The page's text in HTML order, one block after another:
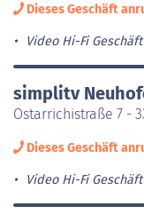
Dieses Geschäft
Video Hi-Fi Geschäft
simplitv
Ostarrichistraße 7 -
Dieses Geschäft
Video Hi-Fi Geschäft